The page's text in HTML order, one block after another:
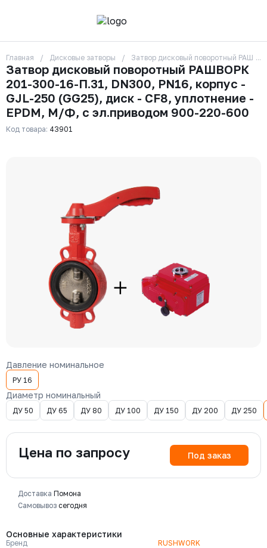
О компании
Контакты
Бренды
Отзывы
Сотрудники
Вакансии
Доставка
+7 (495) 215-24-81
Заказать звонок
Одинцово, Внуковская 9, пав. 31
Пункт выдачи заказов
Главная Дисковые затворы Затвор дисковый поворотный
Затвор дисковый поворотный РАШВОРК
201-300-16-П.31, DN300, PN16, корпус -
GJL-250 (GG25), диск - CF8, уплотнение -
EPDM, М/Ф, с эл.приводом 900-220-600
Код товара: 43901
Давление номинальное
РУ 16
Диаметр номинальный
ДУ 50 ДУ 65 ДУ 80 ДУ 100 ДУ 150 ДУ 200 ДУ 250
Основные характеристики
Бренд
RUSHWORK
Цена по запросу Под заказ
Доставка Помона
Самовывоз сегодня